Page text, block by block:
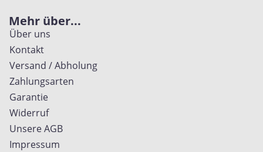
Mehr über...
Über uns
Kontakt
Versand / Abholung
Zahlungsarten
Garantie
Widerruf
Unsere AGB
Impressum